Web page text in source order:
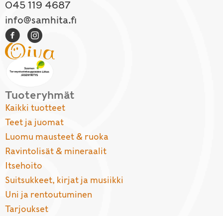
045 119 4687
info@samhita.fi
Tuoteryhmät
Kaikki tuotteet
Teet ja juomat
Luomu mausteet & ruoka
Ravintolisät & mineraalit
Itsehoito
Suitsukkeet, kirjat ja musiikki
Uni ja rentoutuminen
Tarjoukset